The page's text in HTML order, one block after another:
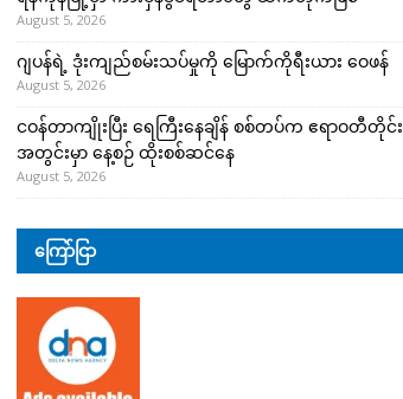
August 5, 2026
ဂျပန်ရဲ့ ဒုံးကျည်စမ်းသပ်မှုကို မြောက်ကိုရီးယား ဝေဖန်
August 5, 2026
ငဝန်တာကျိုးပြီး ရေကြီးနေချိန် စစ်တပ်က ဧရာဝတီတိုင်း
အတွင်းမှာ နေ့စဉ် ထိုးစစ်ဆင်နေ
August 5, 2026
ကြော်ငြာ